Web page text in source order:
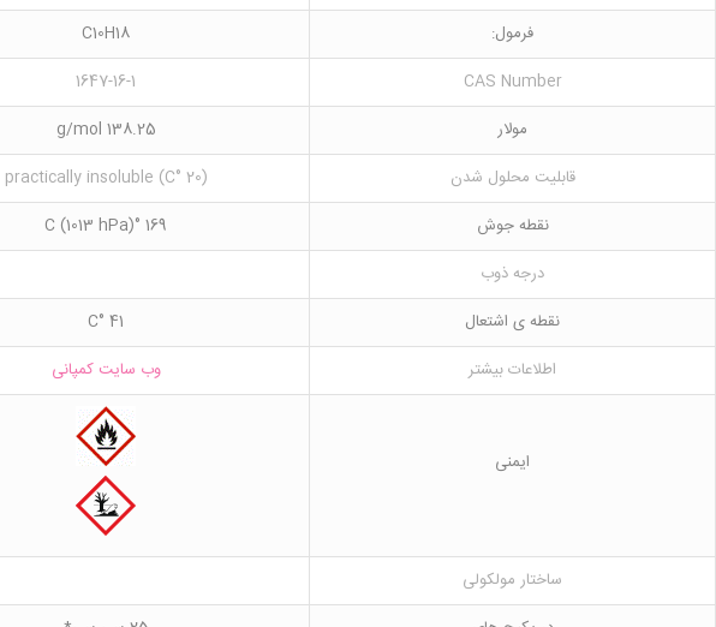
فرمول:
C10H18
CAS Number
1647-16-1
مولار
138.25 g/mol
قابلیت محلول شدن
(20 °C) practically insoluble
نقطه جوش
169 °C (1013 hPa)
درجه ذوب
نقطه ی اشتعال
41 °C
اطلاعات بیشتر
وب سایت کمپانی
ایمنی
ساختار مولکولی